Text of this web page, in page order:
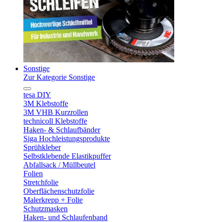
Sonstige
Zur Kategorie Sonstige
tesa DIY
3M Klebstoffe
3M VHB Kurzrollen
technicoll Klebstoffe
Haken- & Schlaufbänder
Siga Hochleistungsprodukte
Sprühkleber
Selbstklebende Elastikpuffer
Abfallsack / Müllbeutel
Folien
Stretchfolie
Oberflächenschutzfolie
Malerkrepp + Folie
Schutzmasken
Haken- und Schlaufenband